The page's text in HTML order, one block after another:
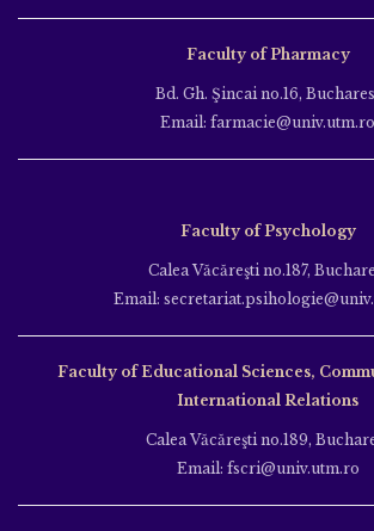
Faculty of Pharmacy
Bd. Gh. Şincai no.16,
Email: farmacie@univ.utm.ro
Faculty of Psychology
Calea Văcăreşti no.187,
Email:
Faculty of Educational Sciences,
International Relations
Calea Văcăreşti no.189,
Email: fscri@univ.utm.ro